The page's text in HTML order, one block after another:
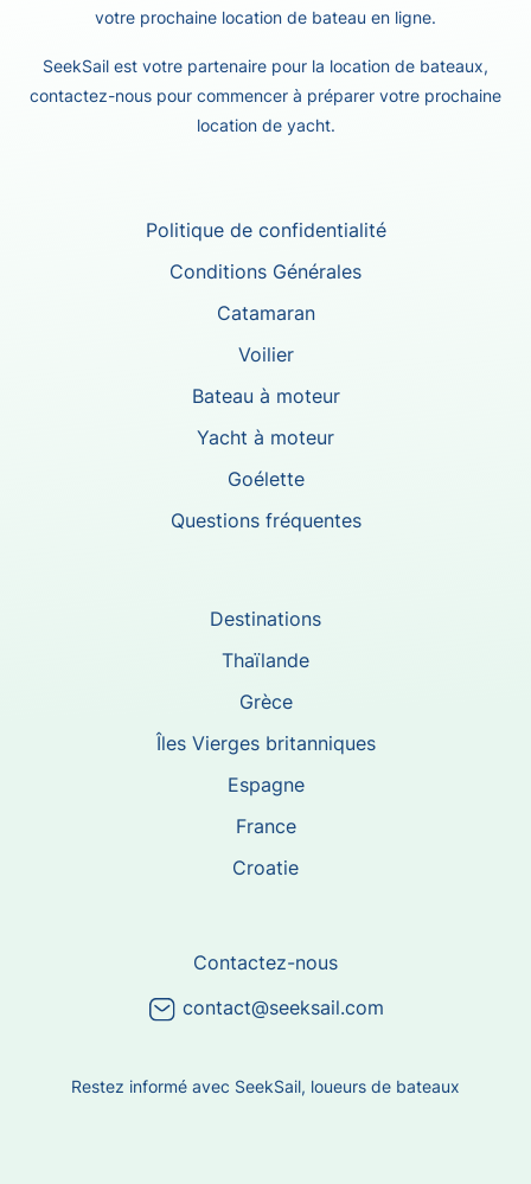
votre prochaine location de bateau en ligne.
SeekSail est votre partenaire pour la location de bateaux,
contactez-nous pour commencer à préparer votre prochaine
location de yacht.
Politique de confidentialité
Conditions Générales
Catamaran
Voilier
Bateau à moteur
Yacht à moteur
Goélette
Questions fréquentes
Destinations
Thaïlande
Grèce
Îles Vierges britanniques
Espagne
France
Croatie
Contactez-nous
contact@seeksail.com
Restez informé avec SeekSail, loueurs de bateaux